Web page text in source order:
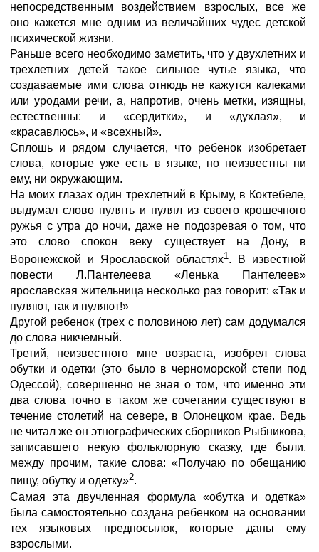
непосредственным воздействием взрослых, все же
оно кажется мне одним из величайших чудес детской
психической жизни.
Раньше всего необходимо заметить, что у двухлетних и
трехлетних детей такое сильное чутье языка, что
создаваемые ими слова отнюдь не кажутся калеками
или уродами речи, а, напротив, очень метки, изящны,
естественны: и «сердитки», и «духлая», и
«красавлюсь», и «всехный».
Сплошь и рядом случается, что ребенок изобретает
слова, которые уже есть в языке, но неизвестны ни
ему, ни окружающим.
На моих глазах один трехлетний в Крыму, в Коктебеле,
выдумал слово пулять и пулял из своего крошечного
ружья с утра до ночи, даже не подозревая о том, что
это слово спокон веку существует на Дону, в
Воронежской и Ярославской областях1. В известной
повести Л.Пантелеева «Ленька Пантелеев»
ярославская жительница несколько раз говорит: «Так и
пуляют, так и пуляют!»
Другой ребенок (трех с половиною лет) сам додумался
до слова никчемный.
Третий, неизвестного мне возраста, изобрел слова
обутки и одетки (это было в черноморской степи под
Одессой), совершенно не зная о том, что именно эти
два слова точно в таком же сочетании существуют в
течение столетий на севере, в Олонецком крае. Ведь
не читал же он этнографических сборников Рыбникова,
записавшего некую фольклорную сказку, где были,
между прочим, такие слова: «Получаю по обещанию
пищу, обутку и одетку»2.
Самая эта двучленная формула «обутка и одетка»
была самостоятельно создана ребенком на основании
тех языковых предпосылок, которые даны ему
взрослыми.